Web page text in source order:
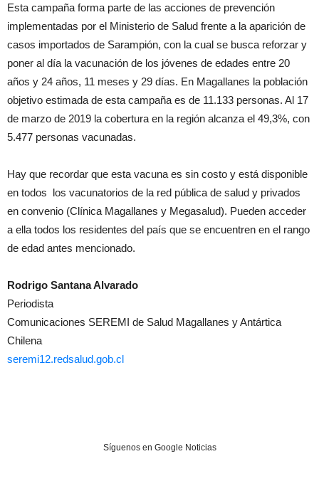
Esta campaña forma parte de las acciones de prevención
implementadas por el Ministerio de Salud frente a la aparición de
casos importados de Sarampión, con la cual se busca reforzar y
poner al día la vacunación de los jóvenes de edades entre 20
años y 24 años, 11 meses y 29 días. En Magallanes la población
objetivo estimada de esta campaña es de 11.133 personas. Al 17
de marzo de 2019 la cobertura en la región alcanza el 49,3%, con
5.477 personas vacunadas.
Hay que recordar que esta vacuna es sin costo y está disponible
en todos los vacunatorios de la red pública de salud y privados
en convenio (Clínica Magallanes y Megasalud). Pueden acceder
a ella todos los residentes del país que se encuentren en el rango
de edad antes mencionado.
Rodrigo Santana Alvarado
Periodista
Comunicaciones SEREMI de Salud Magallanes y Antártica
Chilena
seremi12.redsalud.gob.cl
Síguenos en Google Noticias